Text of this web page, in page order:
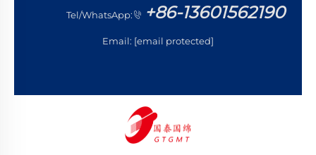
Tel/WhatsApp: +86-13601562190
Email: [email protected]